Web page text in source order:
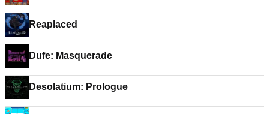
Reaplaced
Dufe: Masquerade
Desolatium: Prologue